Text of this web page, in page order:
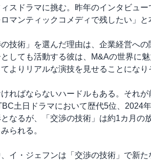
スドラマに挑む。昨年のインタビュ
マンティックコメディで残したい」と
技術」を選んだ理由は、企業経営へ
しても活動する彼は、M&Aの世界に
よりリアルな演技を見せることになり
ればならないハードルもある。それが
土日ドラマにおいて歴代5位、2024
なるが、「交渉の技術」は約1カ月の
られる。
イ・ジェフンは「交渉の技術」で新